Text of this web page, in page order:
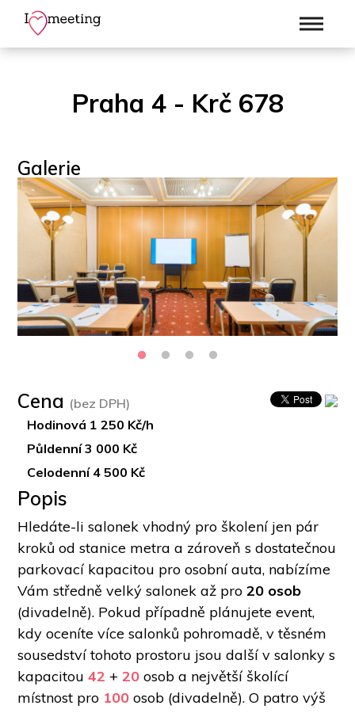
Praha 4 - Krč 678
Galerie
Cena (bez DPH)
Hodinová 1 250 Kč/h
Půldenní 3 000 Kč
Celodenní 4 500 Kč
Popis
Hledáte-li salonek vhodný pro školení jen pár
kroků od stanice metra a zároveň s dostatečnou
parkovací kapacitou pro osobní auta, nabízíme
Vám středně velký salonek až pro 20 osob
(divadelně). Pokud případně plánujete event,
kdy oceníte více salonků pohromadě, v těsném
sousedství tohoto prostoru jsou další v salonky s
kapacitou 42 + 20 osob a největší školící
místnost pro 100 osob (divadelně). O patro výš